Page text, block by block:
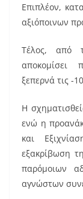
Επιπλέον,
αξιόποινων
Τέλος, από
αποκομίσει
ξεπερνά τις -
Η
ενώ η
και
εξακρίβωση
παρόμοιων
αγνώστων